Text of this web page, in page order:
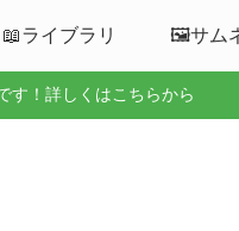
📖ライブラリ 🖼️サム
す！詳しくはこちらから